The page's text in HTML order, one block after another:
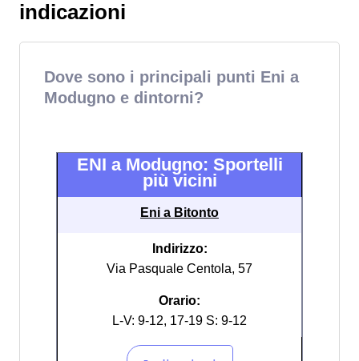
indicazioni
Dove sono i principali punti Eni a
Modugno e dintorni?
ENI a Modugno: Sportelli
più vicini
Eni a Bitonto
Indirizzo:
Via Pasquale Centola, 57
Orario:
L-V: 9-12, 17-19 S: 9-12